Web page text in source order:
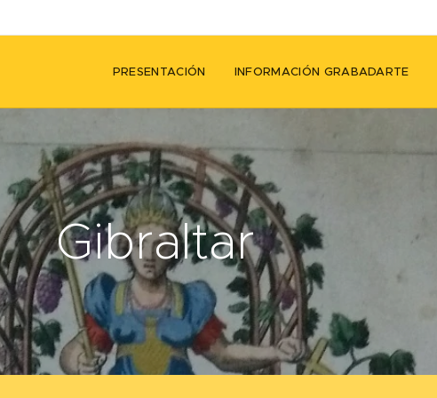
PRESENTACIÓN INFORMACIÓN GRABADARTE
Gibraltar